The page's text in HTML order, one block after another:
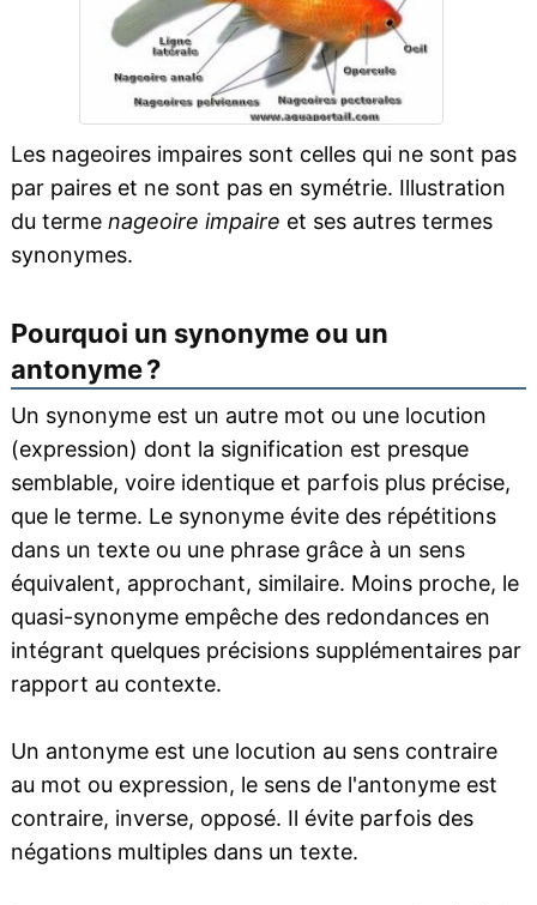
Les nageoires impaires sont celles qui ne sont pas
par paires et ne sont pas en symétrie. Illustration
du terme nageoire impaire et ses autres termes
synonymes.
Pourquoi un synonyme ou un
antonyme ?
Un synonyme est un autre mot ou une locution
(expression) dont la signification est presque
semblable, voire identique et parfois plus précise,
que le terme. Le synonyme évite des répétitions
dans un texte ou une phrase grâce à un sens
équivalent, approchant, similaire. Moins proche, le
quasi-synonyme empêche des redondances en
intégrant quelques précisions supplémentaires par
rapport au contexte.
Un antonyme est une locution au sens contraire
au mot ou expression, le sens de l'antonyme est
contraire, inverse, opposé. Il évite parfois des
négations multiples dans un texte.